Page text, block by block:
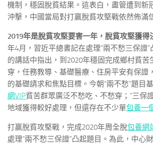
機制，穩固脫貧結果。這表白，盡管遭到新
沖擊，中國當局對打贏脫貧攻堅戰依然佈滿
2019年是脫貧攻堅要害一年，脫貧攻堅獲得
年4月，習近平總書記在處理“兩不愁三保證
的講話中指出，到2020年穩固完成鄉村貧苦
穿，任務教導、基礎醫療、住房平安有保證
的基礎請求和焦點目標。今朝“兩不愁”題目
網VIP貧苦群眾廣泛不愁吃、不愁穿；“三保
地域獲得較好處理，但還存在不少單包養一
打贏脫貧攻堅戰，完成2020年周全脫包養網
處理“兩不愁三保證”凸起題目。為此，中心